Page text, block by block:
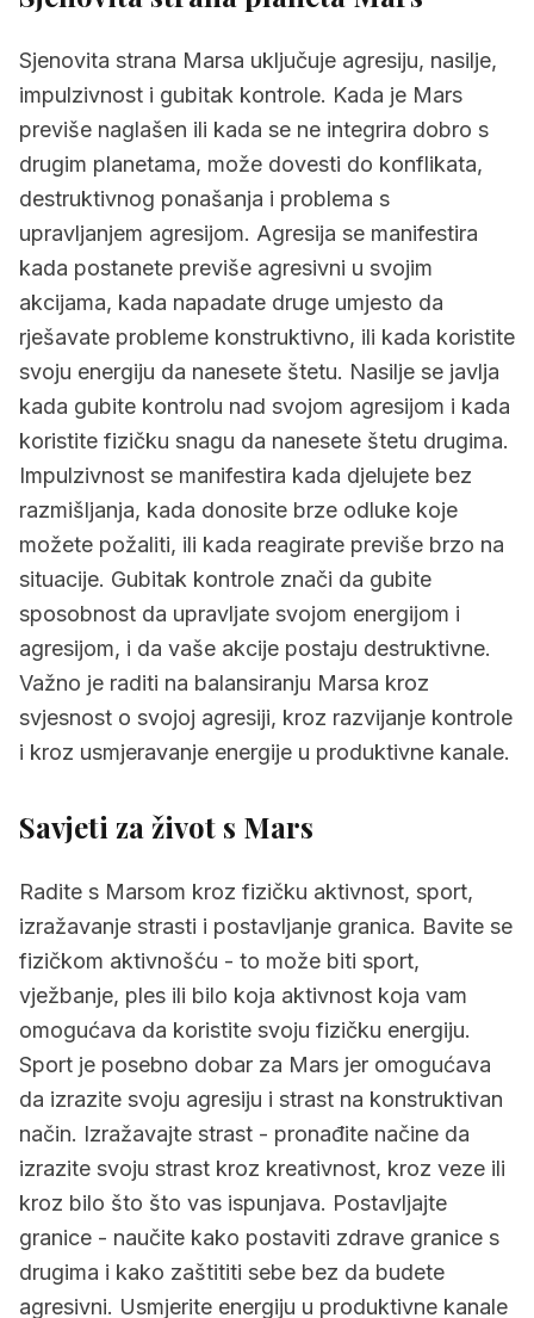
Sjenovita strana Marsa uključuje agresiju, nasilje,
impulzivnost i gubitak kontrole. Kada je Mars
previše naglašen ili kada se ne integrira dobro s
drugim planetama, može dovesti do konflikata,
destruktivnog ponašanja i problema s
upravljanjem agresijom. Agresija se manifestira
kada postanete previše agresivni u svojim
akcijama, kada napadate druge umjesto da
rješavate probleme konstruktivno, ili kada koristite
svoju energiju da nanesete štetu. Nasilje se javlja
kada gubite kontrolu nad svojom agresijom i kada
koristite fizičku snagu da nanesete štetu drugima.
Impulzivnost se manifestira kada djelujete bez
razmišljanja, kada donosite brze odluke koje
možete požaliti, ili kada reagirate previše brzo na
situacije. Gubitak kontrole znači da gubite
sposobnost da upravljate svojom energijom i
agresijom, i da vaše akcije postaju destruktivne.
Važno je raditi na balansiranju Marsa kroz
svjesnost o svojoj agresiji, kroz razvijanje kontrole
i kroz usmjeravanje energije u produktivne kanale.
Savjeti za život s Mars
Radite s Marsom kroz fizičku aktivnost, sport,
izražavanje strasti i postavljanje granica. Bavite se
fizičkom aktivnošću - to može biti sport,
vježbanje, ples ili bilo koja aktivnost koja vam
omogućava da koristite svoju fizičku energiju.
Sport je posebno dobar za Mars jer omogućava
da izrazite svoju agresiju i strast na konstruktivan
način. Izražavajte strast - pronađite načine da
izrazite svoju strast kroz kreativnost, kroz veze ili
kroz bilo što što vas ispunjava. Postavljajte
granice - naučite kako postaviti zdrave granice s
drugima i kako zaštititi sebe bez da budete
agresivni. Usmjerite energiju u produktivne kanale